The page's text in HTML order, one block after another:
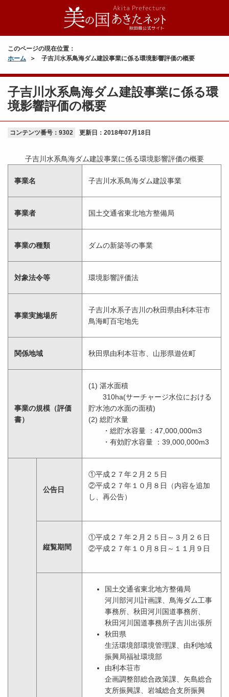
このページの現在位置：
ホーム
子吉川水系鳥海ダム建設事業に係る環境影響評価の概要
子吉川水系鳥海ダム建設事業に係る環
境影響評価の概要
コンテンツ番号：9302 更新日： 2018年07月18日
子吉川水系鳥海ダム建設事業に係る環境影響評価の概要
事業名 子吉川水系鳥海ダム建設事業
事業者 国土交通省東北地方整備局
事業の種類 ダムの新築等の事業
対象法令等 環境影響評価法
事業実施場所
子吉川水系子吉川の秋田県由利本荘市
鳥海町百宅地先
関係地域 秋田県由利本荘市、山形県遊佐町
事業の規模（評価
書）
(1) 湛水面積
310ha(サーチャージ水位における
貯水池の水面の面積)
(2) 総貯水量
・総貯水容量 ：47,000,000m3
・有効貯水容量 ：39,000,000m3
公告日
①平成２７年２月２５日
②平成２７年１０月８日（内容を追加
し、再公告）
縦覧期間
①平成２７年２月２５日～３月２６日
②平成２７年１０月８日～１１月９日
国土交通省東北地方整備局
河川部河川計画課、鳥海ダム工事
事務所、秋田河川国道事務所、
秋田河川国道事務所子吉川出張所
秋田県
生活環境部環境管理課、由利地域
振興局福祉環境部
由利本荘市
企画調整部総合政策課、矢島総合
支所振興課、岩城総合支所振興